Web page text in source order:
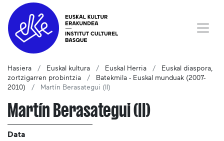
Hasiera Euskal kultura Euskal Herria
Euskal diaspora,
zortzigarren probintzia
Batekmila - Euskal munduak (2007-
2010)
Martín Berasategui (II)
Martín Berasategui (II)
Data